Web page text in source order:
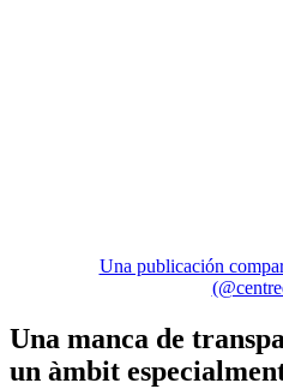
Una publicación
Una manca de
un àmbit